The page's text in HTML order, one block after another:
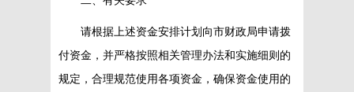
请根据上述资金安排计划向市财政局申请拨
付资金，并严格按照相关管理办法和实施细则的
规定，合理规范使用各项资金，确保资金使用的